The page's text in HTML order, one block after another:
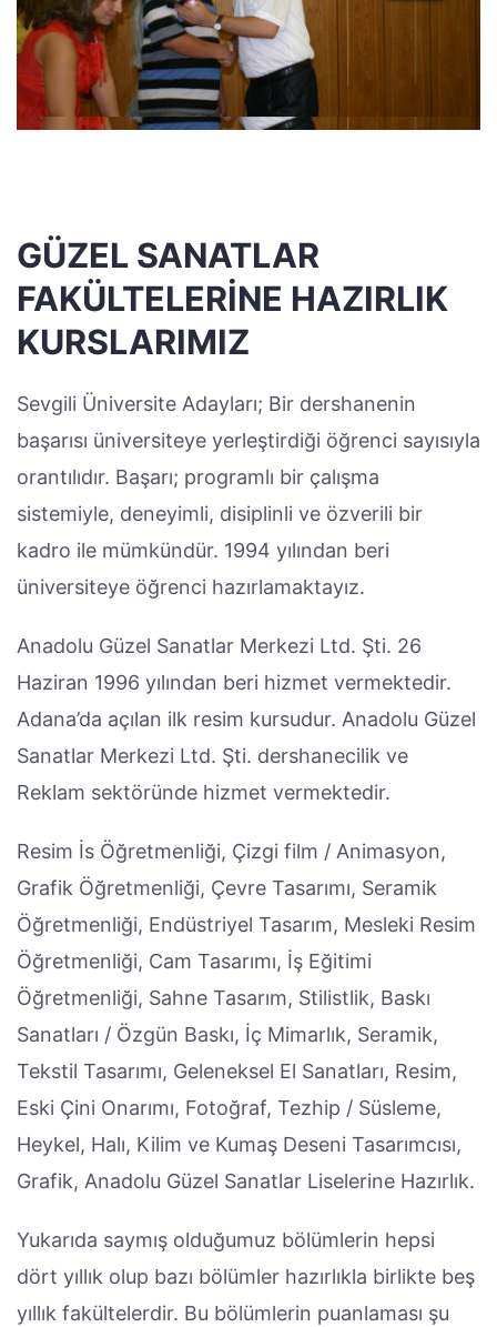
GÜZEL SANATLAR
FAKÜLTELERINE HAZIRLIK
KURSLARIMIZ
Sevgili Üniversite Adayları; Bir dershanenin
başarısı üniversiteye yerleştirdiği öğrenci sayısıyla
orantılıdır. Başarı; programlı bir çalışma
sistemiyle, deneyimli, disiplinli ve özverili bir
kadro ile mümkündür. 1994 yılından beri
üniversiteye öğrenci hazırlamaktayız.
Anadolu Güzel Sanatlar Merkezi Ltd. Şti. 26
Haziran 1996 yılından beri hizmet vermektedir.
Adana’da açılan ilk resim kursudur. Anadolu Güzel
Sanatlar Merkezi Ltd. Şti. dershanecilik ve
Reklam sektöründe hizmet vermektedir.
Resim İs Öğretmenliği, Çizgi film / Animasyon,
Grafik Öğretmenliği, Çevre Tasarımı, Seramik
Öğretmenliği, Endüstriyel Tasarım, Mesleki Resim
Öğretmenliği, Cam Tasarımı, İş Eğitimi
Öğretmenliği, Sahne Tasarım, Stilistlik, Baskı
Sanatları / Özgün Baskı, İç Mimarlık, Seramik,
Tekstil Tasarımı, Geleneksel El Sanatları, Resim,
Eski Çini Onarımı, Fotoğraf, Tezhip / Süsleme,
Heykel, Halı, Kilim ve Kumaş Deseni Tasarımcısı,
Grafik, Anadolu Güzel Sanatlar Liselerine Hazırlık.
Yukarıda saymış olduğumuz bölümlerin hepsi
dört yıllık olup bazı bölümler hazırlıkla birlikte beş
yıllık fakültelerdir. Bu bölümlerin puanlaması şu